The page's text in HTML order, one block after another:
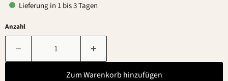
Lieferung in 1 bis 3 Tagen
Anzahl
Zum Warenkorb hinzufügen